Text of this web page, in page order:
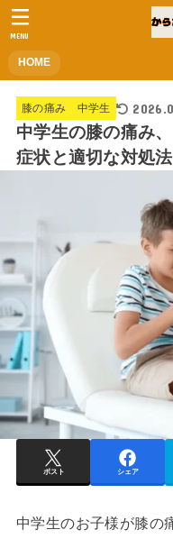
HOME
MENU
膝の痛み 中学生
中学生の膝の痛み
症状と適切な対処法
ポスト シェア
中学生のお子様が膝の